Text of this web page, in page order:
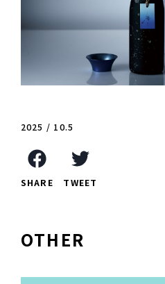
2025 / 10.5
SHARE TWEET
OTHER